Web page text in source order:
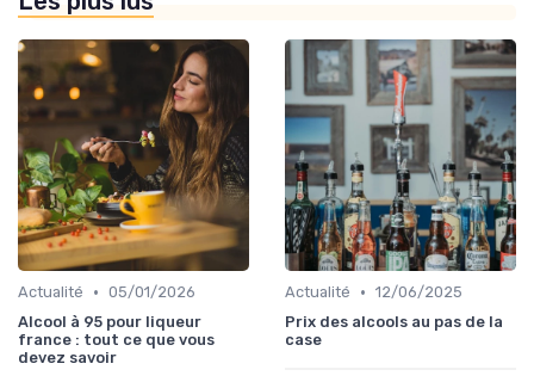
Actualité • 05/01/2026
Alcool à 95 pour liqueur
france : tout ce que vous
devez savoir
Actualité • 12/06/2025
Prix des alcools au pas de la
case